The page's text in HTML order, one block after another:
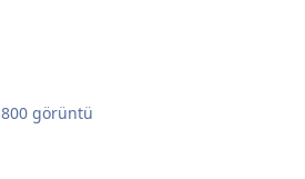
800 görüntü